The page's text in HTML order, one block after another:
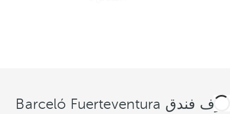
غرف فندق Barceló Fuerteventura